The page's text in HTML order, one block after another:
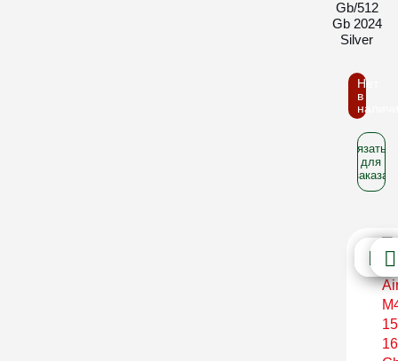
Gb/512
Gb 2024
Silver
Нет
в
для
заказа